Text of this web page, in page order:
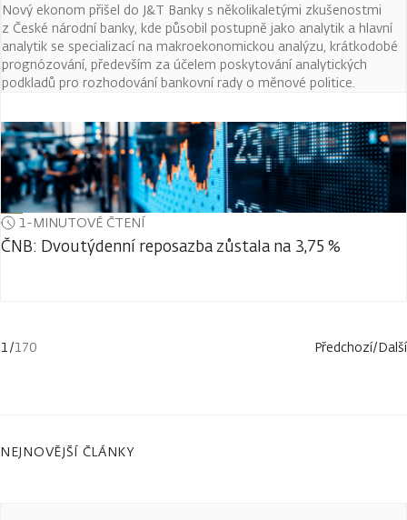
Nový ekonom přišel do J&T Banky s několikaletými zkušenostmi
z České národní banky, kde působil postupně jako analytik a hlavní
analytik se specializací na makroekonomickou analýzu, krátkodobé
prognózování, především za účelem poskytování analytických
podkladů pro rozhodování bankovní rady o měnové politice.
1-MINUTOVÉ ČTENÍ
ČNB: Dvoutýdenní reposazba zůstala na 3,75 %
1/170 Předchozí/Další
NEJNOVĚJŠÍ ČLÁNKY